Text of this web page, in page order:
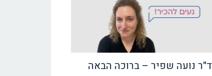
ד"ר נועה שפיר – ברוכה הבאה